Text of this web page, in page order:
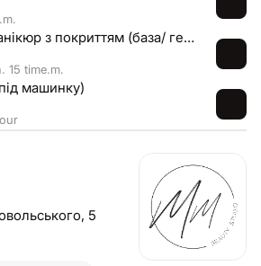
Комплекс зняття/манікюр з покриттям (база/ гель- лак/ однотон/Spa- догляд)
15 time.m.
машинку)
5